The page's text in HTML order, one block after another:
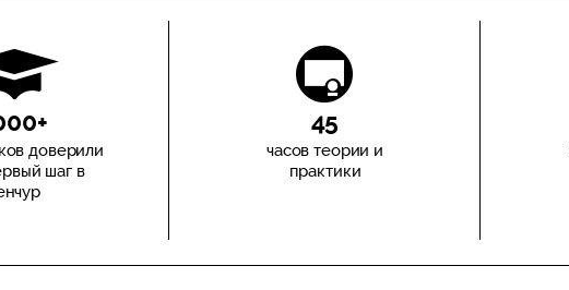
доверили
шаг в
45
часов теории и
практики